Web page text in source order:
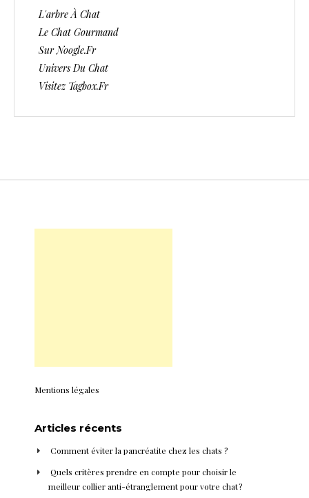
L'arbre À Chat
Le Chat Gourmand
Sur Noogle.fr
Univers Du Chat
Visitez Tagbox.fr
Mentions légales
Articles récents
Comment éviter la pancréatite chez les chats ?
Quels critères prendre en compte pour choisir le
meilleur collier anti-étranglement pour votre chat ?